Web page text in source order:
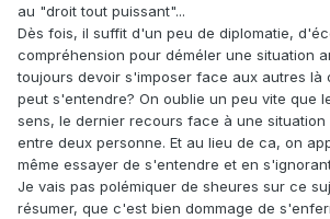
au "droit tout puissant"...
Dès fois, il suffit d'un peu de diplomatie,
compréhension pour déméler une situation
toujours devoir s'imposer face aux autres là
peut s'entendre? On oublie un peu vite que
sens, le dernier recours face à une situation
entre deux personne. Et au lieu de ca, on
même essayer de s'entendre et en
Je vais pas polémiquer de sheures sur ce
résumer, que c'est bien dommage de